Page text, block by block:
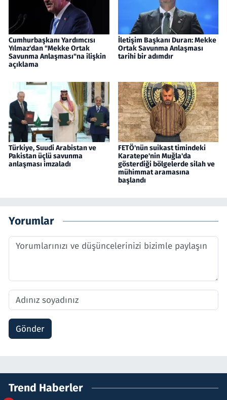
Cumhurbaşkanı Yardımcısı
Yılmaz'dan "Mekke Ortak
Savunma Anlaşması"na ilişkin
açıklama
İletişim Başkanı Duran: Mekke
Ortak Savunma Anlaşması
tarihi bir adımdır
Türkiye, Suudi Arabistan ve
Pakistan üçlü savunma
anlaşması imzaladı
FETÖ'nün suikast timindeki
Karatepe'nin Muğla'da
gösterdiği bölgelerde silah ve
mühimmat aramasına
başlandı
Yorumlar
Gönder
Trend Haberler